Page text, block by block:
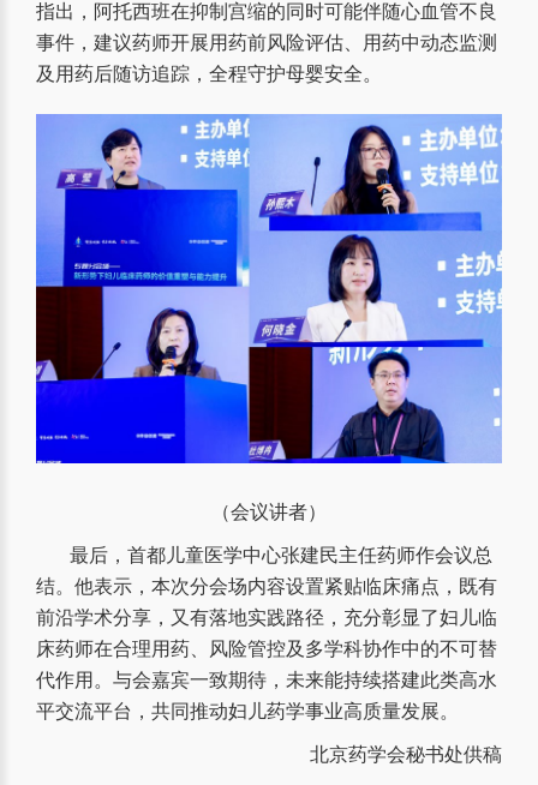
指出，阿托西班在抑制宫缩的同时可能伴随心血管不良
事件，建议药师开展用药前风险评估、用药中动态监测
及用药后随访追踪，全程守护母婴安全。
（会议讲者）
最后，首都儿童医学中心张建民主任药师作会议总
结。他表示，本次分会场内容设置紧贴临床痛点，既有
前沿学术分享，又有落地实践路径，充分彰显了妇儿临
床药师在合理用药、风险管控及多学科协作中的不可替
代作用。与会嘉宾一致期待，未来能持续搭建此类高水
平交流平台，共同推动妇儿药学事业高质量发展。
北京药学会秘书处供稿